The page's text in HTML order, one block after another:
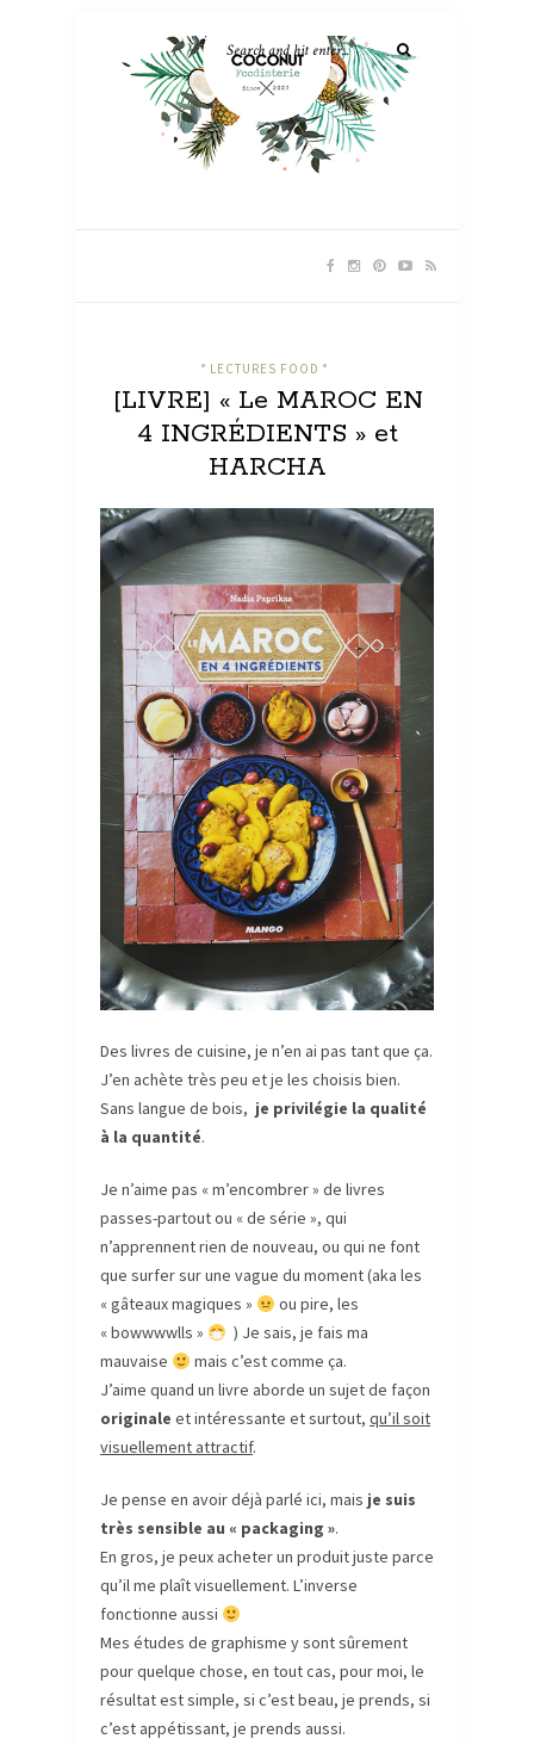
° LECTURES FOOD °
[LIVRE] « Le MAROC EN
4 INGRÉDIENTS » et
HARCHA
Des livres de cuisine, je n’en ai pas tant que ça.
J’en achète très peu et je les choisis bien.
Sans langue de bois, je privilégie la qualité
à la quantité.
Je n’aime pas « m’encombrer » de livres
passes-partout ou « de série », qui
n’apprennent rien de nouveau, ou qui ne font
que surfer sur une vague du moment (aka les
« gâteaux magiques »
ou pire, les
« bowwwwlls »
) Je sais, je fais ma
mauvaise
mais c’est comme ça.
J’aime quand un livre aborde un sujet de façon
originale et intéressante et surtout, qu’il soit
visuellement attractif.
Je pense en avoir déjà parlé ici, mais je suis
très sensible au « packaging ».
En gros, je peux acheter un produit juste parce
qu’il me plaît visuellement. L’inverse
fonctionne aussi
Mes études de graphisme y sont sûrement
pour quelque chose, en tout cas, pour moi, le
résultat est simple, si c’est beau, je prends, si
c’est appétissant, je prends aussi.